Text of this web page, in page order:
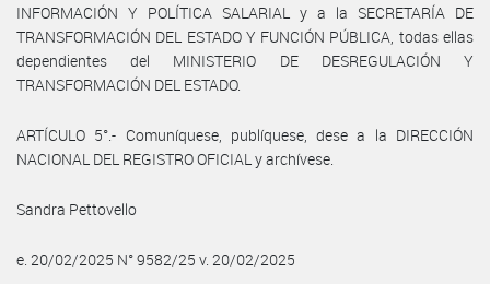
INFORMACIÓN Y POLÍTICA SALARIAL y a la SECRETARÍA DE
TRANSFORMACIÓN DEL ESTADO Y FUNCIÓN PÚBLICA, todas ellas
dependientes del MINISTERIO DE DESREGULACIÓN Y
TRANSFORMACIÓN DEL ESTADO.
ARTÍCULO 5°.- Comuníquese, publíquese, dese a la DIRECCIÓN
NACIONAL DEL REGISTRO OFICIAL y archívese.
Sandra Pettovello
e. 20/02/2025 N° 9582/25 v. 20/02/2025